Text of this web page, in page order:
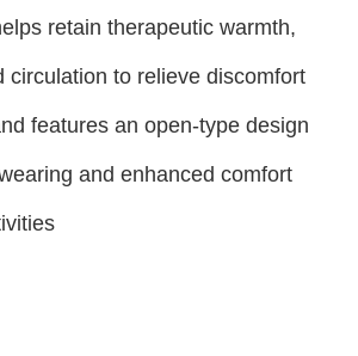
retain therapeutic warmth,
circulation to relieve discomfort
features an open-type design
and enhanced comfort